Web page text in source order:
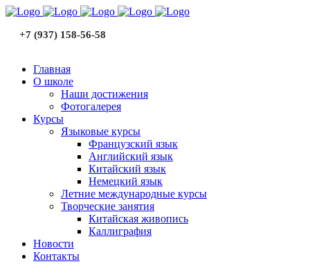
+7 (937) 158-56-58
Главная
О школе
Наши достижения
Фотогалерея
Курсы
Языковые курсы
Французский язык
Английский язык
Китайский язык
Немецкий язык
Летние международные курсы
Творческие занятия
Китайская живопись
Каллиграфия
Новости
Контакты